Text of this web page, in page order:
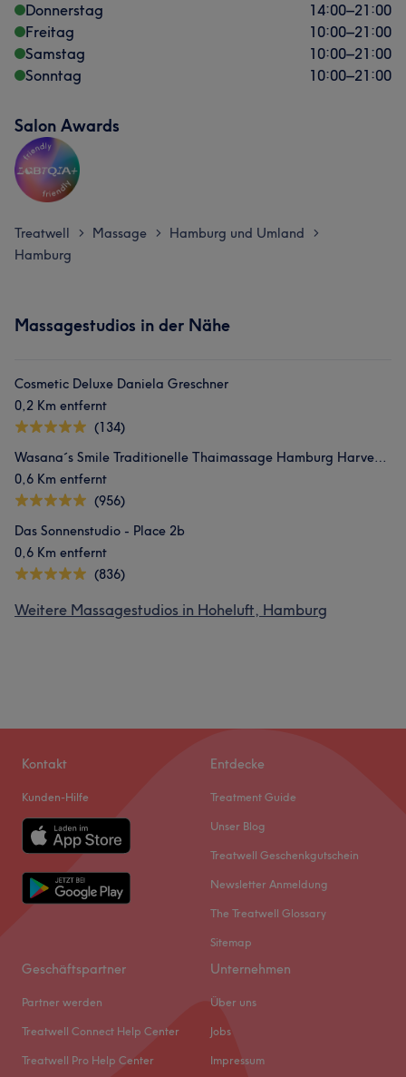
Donnerstag
14:00–21:00
Freitag
10:00–21:00
Samstag
10:00–21:00
Sonntag
10:00–21:00
Salon Awards
Treatwell > Massage > Hamburg und Umland >
Hamburg
Massagestudios in der Nähe
Cosmetic Deluxe Daniela Greschner
0,2 Km entfernt
(134)
Wasana´s Smile Traditionelle Thaimassage Hamburg Harvestehude
0,6 Km entfernt
(956)
Das Sonnenstudio - Place 2b
0,6 Km entfernt
(836)
Weitere Massagestudios in Hoheluft, Hamburg
Kontakt
Kunden-Hilfe
Entdecke
Treatment Guide
Unser Blog
Treatwell Geschenkgutschein
Newsletter Anmeldung
The Treatwell Glossary
Sitemap
Geschäftspartner
Partner werden
Treatwell Connect Help Center
Treatwell Pro Help Center
Unternehmen
Über uns
Jobs
Impressum